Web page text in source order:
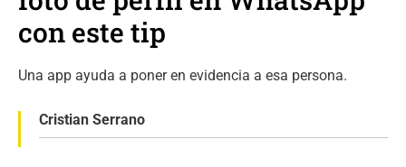
con este tip
Una app ayuda a poner en evidencia a esa persona.
Cristian Serrano